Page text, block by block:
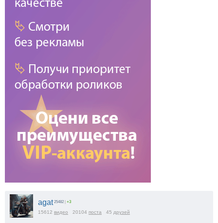
2x
1.5x
1.25x
1x
0.75x
100%
Масштаб:100 %
-5%
+5%
agat 25482 +3
15612 видео 20104 поста 45 друзей